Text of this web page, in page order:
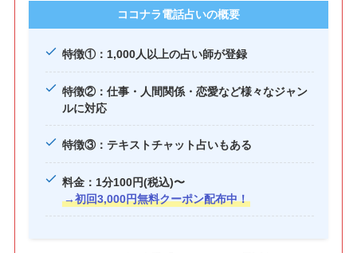
ココナラ電話占いの概要
特徴①：1,000人以上の占い師が登録
特徴②：仕事・人間関係・恋愛など様々なジャン
ルに対応
特徴③：テキストチャット占いもある
料金：1分100円(税込)〜
→初回3,000円無料クーポン配布中！